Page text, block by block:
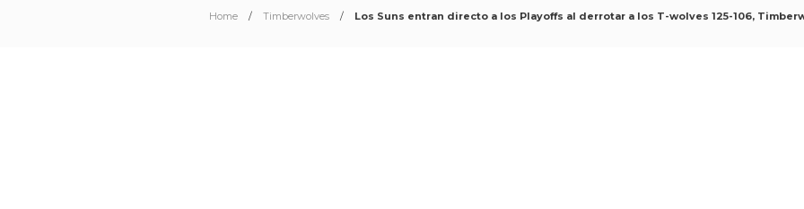
Home Timberwolves Los Suns entran directo a los Playoffs al derrotar a los T-wolves 125-106,